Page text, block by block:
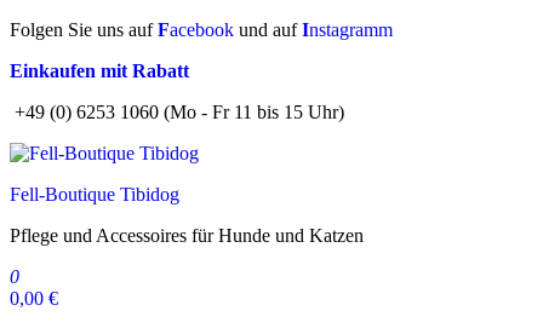
Zum
springen
Folgen Sie uns aufFacebook und aufInstagramm
Einkaufen mit Rabatt
+49 (0) 6253 1060 (Mo - Fr 11 bis 15 Uhr)
Fell-Boutique Tibidog
Pflege und Accessoires für Hunde und Katzen
0
0,00 €